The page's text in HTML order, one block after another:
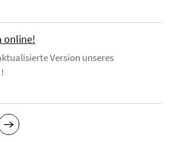
online!
Version unseres